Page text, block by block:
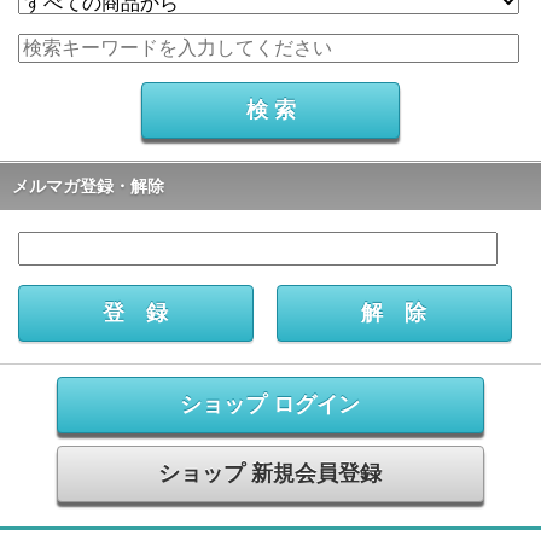
メルマガ登録・解除
ショップ ログイン
ショップ 新規会員登録